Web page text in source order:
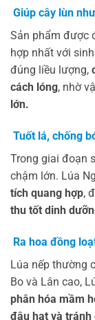
Giúp cây lùn
Sản phẩm được
hợp nhất với
đúng liều lượng,
cách lóng, nhờ
lớn.
Tuốt lá, chống
Trong giai đoạn
chậm lớn. Lúa
tích quang hợp,
thu tốt dinh
Ra hoa đồng
Lúa nếp thường
Bo và Lân cao,
phân hóa mầm
đậu hạt và